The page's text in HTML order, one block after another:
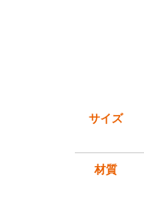
サイズ
材質